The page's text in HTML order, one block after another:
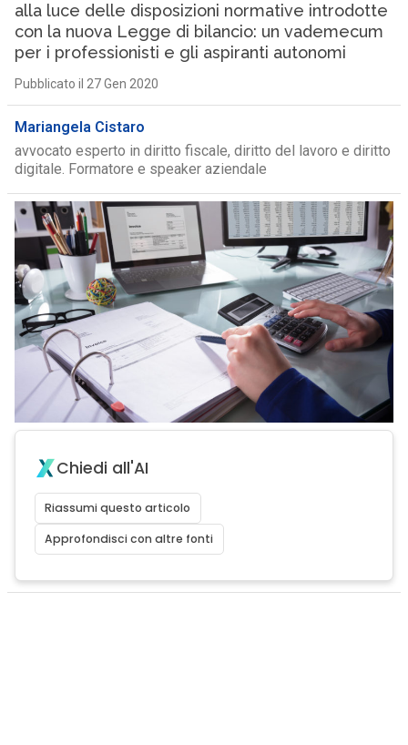
alla luce delle disposizioni normative introdotte
con la nuova Legge di bilancio: un vademecum
per i professionisti e gli aspiranti autonomi
Pubblicato il 27 Gen 2020
Mariangela Cistaro
avvocato esperto in diritto fiscale, diritto del lavoro e diritto
digitale. Formatore e speaker aziendale
Chiedi all'AI
Riassumi questo articolo
Approfondisci con altre fonti